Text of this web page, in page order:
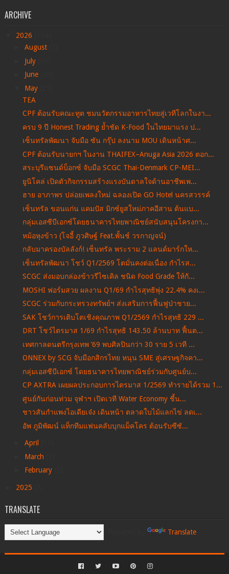
ARCHIVE
2026
August
July
June
May
TEA
CPF ต้อนรับคณะทูต ชมนวัตกรรมอาหารไทยสู่เวทีโลกในงา...
ครบ 9 ปี Honest Trading ย้ำชัด K-Food ในไทยมาแรง ป...
เซ็นทรัลพัฒนา จับมือ ซัน กรุ๊ป ลงนาม MOU เดินหน้าศ...
CPF ต้อนรับนายกฯ ในงาน THAIFEX–Anuga Asia 2026 ตอก...
สระบุรีแซนด์บ็อกซ์ จับมือ SCGC Thai-Denmark CP-MEI...
ยูนิโคล่ เปิดตัวกิจกรรมสร้างแรงบันดาลใจด้านอาชีพเพ...
ฮาย อาภาพร ปล่อยเพลงใหม่ ฉลองเปิด GO Hotel นครสวรรค์
เซ็นทรัล ขอนแก่น แคมปัส มิกซ์ยูสใหม่ภาคอีสาน ต้นแบ...
กลุ่มเอสซีบีเอกซ์โดยธนาคารไทยพาณิชย์สนับสนุนโครงกา...
หม้อหุงข้าว (โจอี้ ภูวศิษฐ์ Feat.พั้นช์ วรกาญจน์)
กลับมาครองบัลลังก์! เซ็นทรัล พระราม 2 แลนด์มาร์กให...
เซ็นทรัลพัฒนา โชว์ Q1/2569 โตมั่นคงต่อเนื่อง กำไรส...
SCGC ส่งมอบกล่องข้าวรีไซเคิล ชนิด Food Grade ให้กั...
MOSHI ฟอร์มสวย ผลงาน Q1/69 กำไรสุทธิพุ่ง 22.4% คงเ...
SCGC ร่วมกับกระทรวงทรัพย์ฯ ส่งเสริมการฟื้นฟูป่าชาย...
SAK โชว์การเติบโตเชิงคุณภาพ Q1/2569 กำไรสุทธิ 229 ...
DRT โชว์ไตรมาส 1/69 กำไรสุทธิ 143.50 ล้านบาท ฟื้นต...
เทศกาลดนตรีกรุงเทพ ’69 พบศิลปินกว่า 30 ราย 5 เวที ...
ONNEX by SCG จับมือกสิกรไทย หนุน SME สู่เศรษฐกิจคา...
กลุ่มเอสซีบีเอกซ์ โดยธนาคารไทยพาณิชย์ร่วมกับศูนย์บ...
CP AXTRA เผยผลประกอบการไตรมาส 1/2569 ทำรายได้รวม 1...
ศูนย์กันก่อนท่วม จุฬาฯ เปิดเวที Water Economy ชี้น...
ชาวสันกำแพงไอเดียเจ๋ง เดินหน้า ตลาดใบไม้แลกไข่ ลดเ...
อัพ ภูมิพัฒน์ แท็กทีมแฟนคลับบุกแม็คโคร ต้อนรับซีซั...
April
March
February
2025
TRANSLATE
Translate